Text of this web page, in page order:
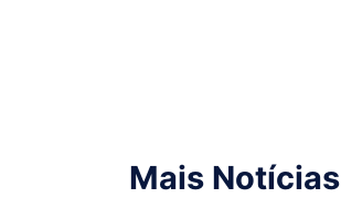
Mais Notícias